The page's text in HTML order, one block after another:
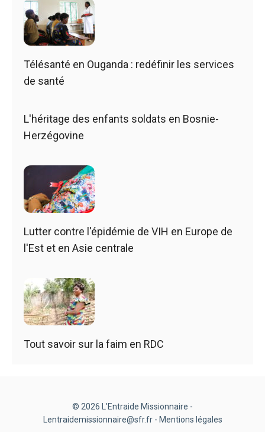
Télésanté en Ouganda : redéfinir les services
de santé
L'héritage des enfants soldats en Bosnie-
Herzégovine
Lutter contre l'épidémie de VIH en Europe de
l'Est et en Asie centrale
Tout savoir sur la faim en RDC
© 2026 L'Entraide Missionnaire -
Lentraidemissionnaire@sfr.fr - Mentions légales